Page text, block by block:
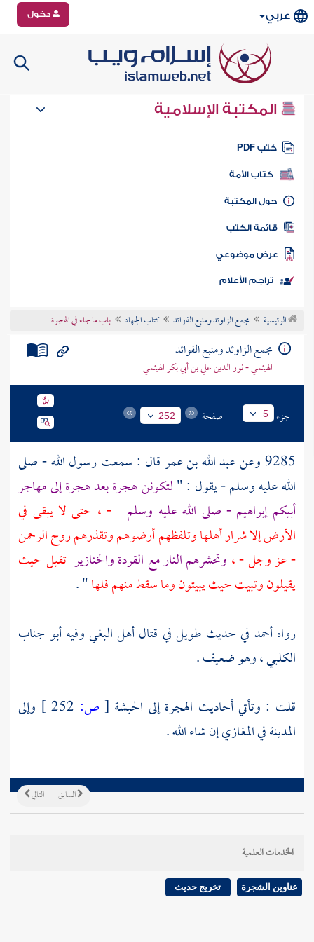
عربي دخول
المكتبة الإسلامية
كتب PDF
كتاب الأمة
المكتبة
الكتب
موضوعي
تراجم الأعلام
الرئيسية مجمع الزاوئد ومنبع الفوائد كتاب الجهاد باب ما جاء في الهجرة
مجمع الزاوئد ومنبع الفوائد
الهيثمي - نور الدين علي بن أبي بكر الهيثمي
جزء 5 صفحة 252
9285 وعن عبد الله بن عمرقال : سمعت رسول الله - صلى
الله عليه وسلم - يقول : "لتكونن هجرة بعد هجرة إلى مهاجر
أبيكمإبراهيم- صلى الله عليه وسلم - ، حتى لا يبقى في
الأرض إلا شرار أهلها وتلفظهم أرضوهم وتقذرهم روح الرحمن
- عز وجل - ، وتحشرهم النار مع القردة والخنازير تقيل حيث
يقيلون وتبيت حيث يبيتون وما سقط منهم فلها" .
رواهأحمد في حديث طويل في قتال أهل البغي وفيهأبو جناب
الكلبي، وهو ضعيف .
قلت : وتأتي أحاديث الهجرة إلى الحبشة [ ص:
وإلى
المدينةفي المغازي إن شاء الله .
التالي السابق
الخدمات العلمية
عناوين الشجرة تخريج حديث